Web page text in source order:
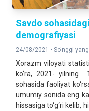
Savdo
demografiyasi
24/08/2021 • So'nggi
Xorazm viloyati
ko‘ra, 2021- yilning
sohasida faoliyat
umumiy sonida eng
hissasiga to‘g‘ri